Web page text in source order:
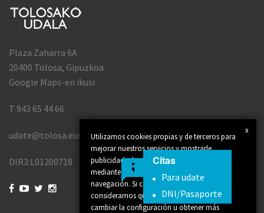
Citas
Para udate
DNI/Pasaporte
x
Utilizamos cookies propias y de terceros para
mejorar nuestros servicios y mostrarle
publicidad relacionada con sus preferencias
mediante el análisis de sus hábitos de
navegación. Si continúa navegando,
consideramos que acepta su uso. Puede
cambiar la configuración u obtener más
Plaza Zaharra 6A
20400 Tolosa, Gipuzkoa
Google Maps-en ikusi
T 943 65 44 66
udate@tolosa.eus
DIR3:L01200718
   